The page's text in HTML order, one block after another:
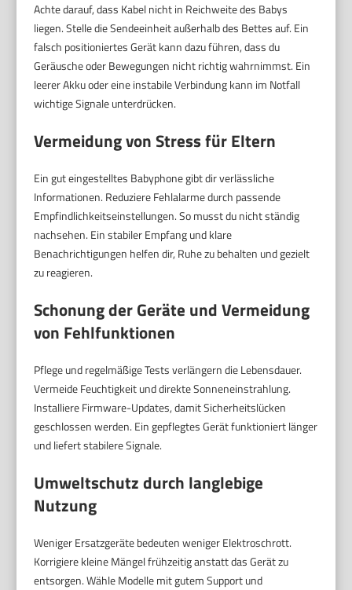
Achte darauf, dass Kabel nicht in Reichweite des Babys
liegen. Stelle die Sendeeinheit außerhalb des Bettes auf. Ein
falsch positioniertes Gerät kann dazu führen, dass du
Geräusche oder Bewegungen nicht richtig wahrnimmst. Ein
leerer Akku oder eine instabile Verbindung kann im Notfall
wichtige Signale unterdrücken.
Vermeidung von Stress für Eltern
Ein gut eingestelltes Babyphone gibt dir verlässliche
Informationen. Reduziere Fehlalarme durch passende
Empfindlichkeitseinstellungen. So musst du nicht ständig
nachsehen. Ein stabiler Empfang und klare
Benachrichtigungen helfen dir, Ruhe zu behalten und gezielt
zu reagieren.
Schonung der Geräte und Vermeidung
von Fehlfunktionen
Pflege und regelmäßige Tests verlängern die Lebensdauer.
Vermeide Feuchtigkeit und direkte Sonneneinstrahlung.
Installiere Firmware-Updates, damit Sicherheitslücken
geschlossen werden. Ein gepflegtes Gerät funktioniert länger
und liefert stabilere Signale.
Umweltschutz durch langlebige
Nutzung
Weniger Ersatzgeräte bedeuten weniger Elektroschrott.
Korrigiere kleine Mängel frühzeitig anstatt das Gerät zu
entsorgen. Wähle Modelle mit gutem Support und